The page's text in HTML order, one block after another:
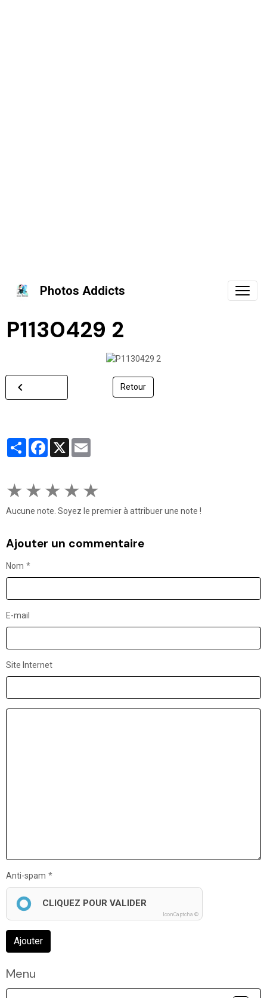
Photos Addicts
P1130429 2
Retour
PartagerFacebook
X
★ ★ ★ ★ ★
Aucune note. Soyez le premier à attribuer une note !
Ajouter un commentaire
Nom
E-mail
Site Internet
Anti-spam
CLIQUEZ POUR VALIDER
IconCaptcha ©
Ajouter
Menu